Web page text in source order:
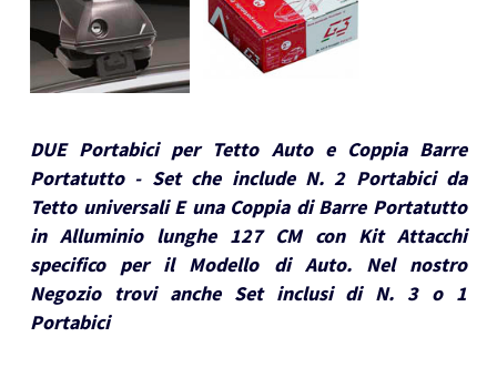
DUE Portabici per Tetto Auto e Coppia Barre
Portatutto - Set che include N. 2 Portabici da
Tetto universali E una Coppia di Barre Portatutto
in Alluminio lunghe 127 CM con Kit Attacchi
specifico per il Modello di Auto. Nel nostro
Negozio trovi anche Set inclusi di N. 3 o 1
Portabici